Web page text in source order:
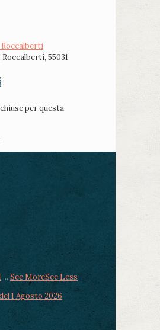
55031
per questa
... See MoreSee Less
1 Agosto 2026